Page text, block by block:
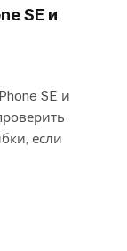
SE и
SE и
если